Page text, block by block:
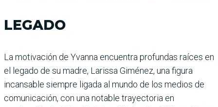
LEGADO
La motivación de Yvanna encuentra profundas raíces en
el legado de su madre, Larissa Giménez, una figura
incansa­ble siempre ligada al mundo de los medios de
comunicación, con una notable trayectoria en